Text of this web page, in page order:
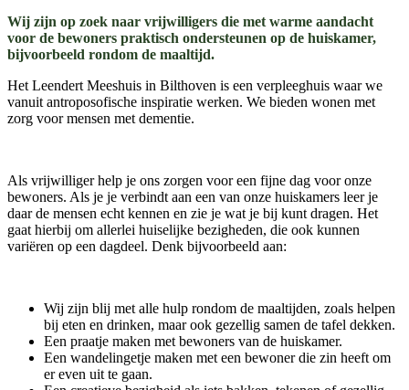
Wij zijn op zoek naar vrijwilligers die met warme aandacht
voor de bewoners praktisch ondersteunen op de huiskamer,
bijvoorbeeld rondom de maaltijd.
Het Leendert Meeshuis in Bilthoven is een verpleeghuis waar we
vanuit antroposofische inspiratie werken. We bieden wonen met
zorg voor mensen met dementie.
Als vrijwilliger help je ons zorgen voor een fijne dag voor onze
bewoners. Als je je verbindt aan een van onze huiskamers leer je
daar de mensen echt kennen en zie je wat je bij kunt dragen. Het
gaat hierbij om allerlei huiselijke bezigheden, die ook kunnen
variëren op een dagdeel. Denk bijvoorbeeld aan:
Wij zijn blij met alle hulp rondom de maaltijden, zoals helpen
bij eten en drinken, maar ook gezellig samen de tafel dekken.
Een praatje maken met bewoners van de huiskamer.
Een wandelingetje maken met een bewoner die zin heeft om
er even uit te gaan.